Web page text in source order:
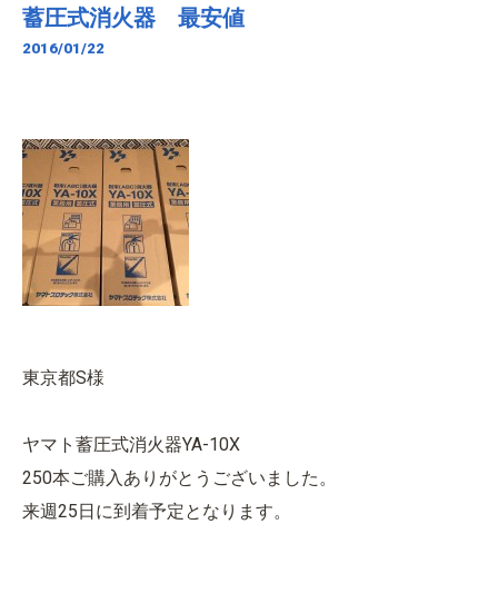
蓄圧式消火器 最安値
2016/01/22
東京都S様
ヤマト蓄圧式消火器YA-10X
250本ご購入ありがとうございました。
来週25日に到着予定となります。